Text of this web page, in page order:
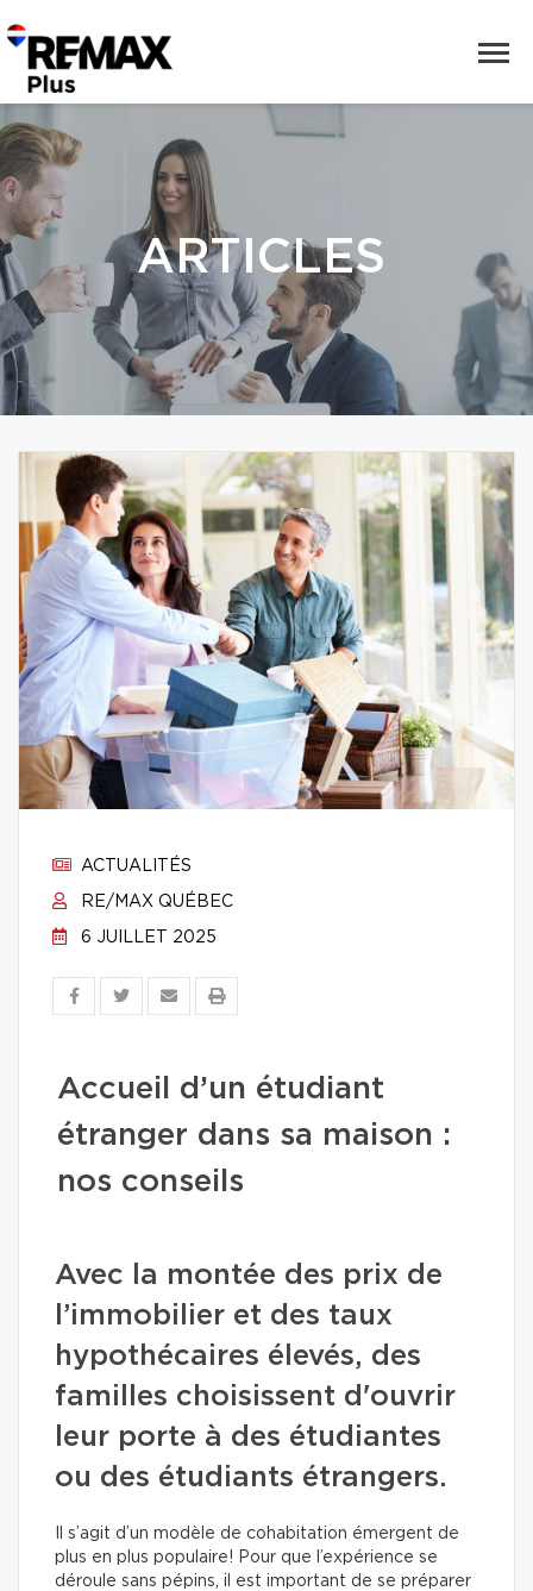
ARTICLES
ACTUALITÉS
RE/MAX QUÉBEC
6 JUILLET 2025
Accueil d’un étudiant
étranger dans sa maison :
nos conseils
Avec la montée des prix de
l’immobilier et des taux
hypothécaires élevés, des
familles choisissent d'ouvrir
leur porte à des étudiantes
ou des étudiants étrangers.
Il s’agit d’un modèle de cohabitation émergent de
plus en plus populaire! Pour que l’expérience se
déroule sans pépins, il est important de se préparer